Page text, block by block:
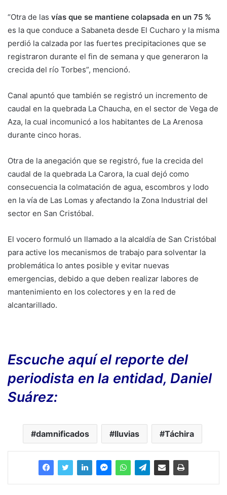
“Otra de las vías que se mantiene colapsada en un 75 %
es la que conduce a Sabaneta desde El Cucharo y la misma
perdió la calzada por las fuertes precipitaciones que se
registraron durante el fin de semana y que generaron la
crecida del río Torbes”, mencionó.
Canal apuntó que también se registró un incremento de
caudal en la quebrada La Chaucha, en el sector de Vega de
Aza, la cual incomunicó a los habitantes de La Arenosa
durante cinco horas.
Otra de la anegación que se registró, fue la crecida del
caudal de la quebrada La Carora, la cual dejó como
consecuencia la colmatación de agua, escombros y lodo
en la vía de Las Lomas y afectando la Zona Industrial del
sector en San Cristóbal.
El vocero formuló un llamado a la alcaldía de San Cristóbal
para active los mecanismos de trabajo para solventar la
problemática lo antes posible y evitar nuevas
emergencias, debido a que deben realizar labores de
mantenimiento en los colectores y en la red de
alcantarillado.
Escuche aquí el reporte del
periodista en la entidad, Daniel
Suárez:
damnificados lluvias Táchira